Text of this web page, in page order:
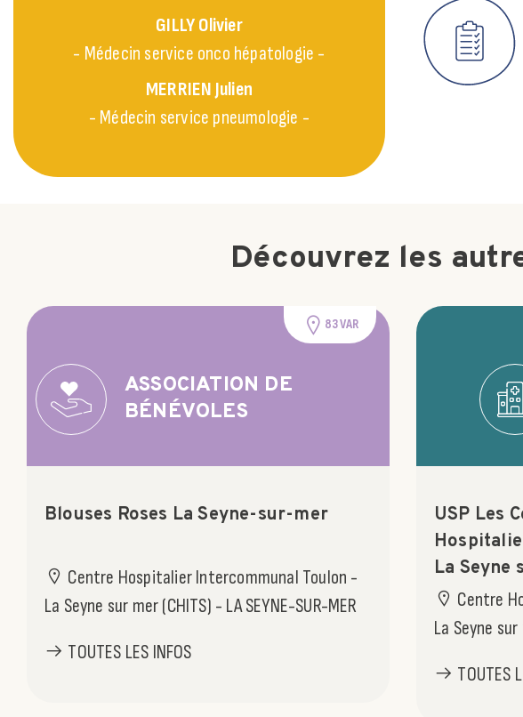
GILLYOlivier
- Médecin service onco hépatologie -
MERRIENJulien
- Médecin service pneumologie -
Découvrez les
83 VAR
ASSOCIATION DE
BÉNÉVOLES
Blouses Roses La Seyne-sur-mer
Centre Hospitalier Intercommunal Toulon -
La Seyne sur mer (CHITS) - LA SEYNE-SUR-MER
TOUTES LES INFOS
USP Les
La Seyne
Centre
La Seyne sur
TOUTES